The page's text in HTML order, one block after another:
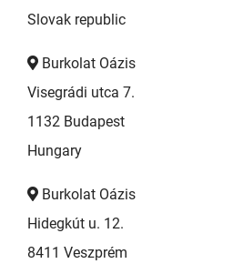
Slovak republic
Burkolat Oázis
Visegrádi utca 7.
1132 Budapest
Hungary
Burkolat Oázis
Hidegkút u. 12.
8411 Veszprém